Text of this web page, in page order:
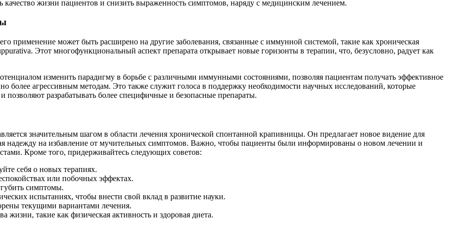
жизни пациентов и снизить выраженность симптомов, наряду с медицинским лечением.
применение может быть расширено на другие заболевания, связанные с иммунной системой, такие как хроническая
Этот многофункциональный аспект препарата открывает новые горизонты в терапии, что, безусловно, радует как
изменить парадигму в борьбе с различными иммунными состояниями, позволяя пациентам получать эффективное
более агрессивным методам. Это также служит голоса в поддержку необходимости научных исследований, которые
разрабатывать более специфичные и безопасные препараты.
значительным шагом в области лечения хронической спонтанной крапивницы. Он предлагает новое видение для
надежду на избавление от мучительных симптомов. Важно, чтобы пациенты были информированы о новом лечении и
Кроме того, придерживайтесь следующих советов:
себя о новых терапиях.
или побочных эффектах.
симптомы.
испытаниях, чтобы внести свой вклад в развитие науки.
текущими вариантами лечения.
такие как физическая активность и здоровая диета.